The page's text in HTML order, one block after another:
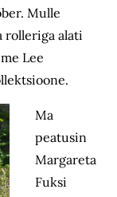
Mulle
rolleriga alati
Lee
Ma
peatusin
Margareta
Fuksi